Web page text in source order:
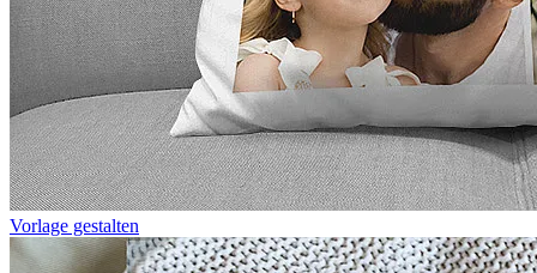
Vorlage gestalten